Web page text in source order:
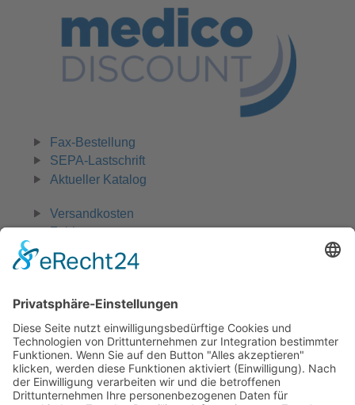
Fax-Bestellung
SEPA-Lastschrift
Aktueller Katalog
Versandkosten
Zahlungsarten
Widerruf
0 42 31 - 970 661
Zahlungsmöglichkeiten:Rechnung, Vorkasse